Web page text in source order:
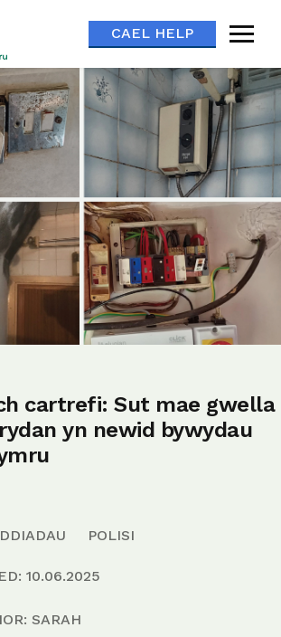
CAEL HELP
cartrefi: Sut mae gwella
yn newid bywydau
POLISI
10.06.2025
SARAH